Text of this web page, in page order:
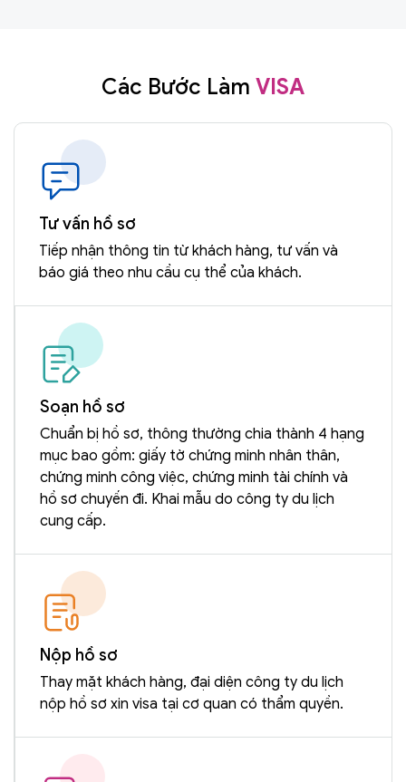
Các Bước Làm VISA
Tư vấn hồ sơ
Tiếp nhận thông tin từ khách hàng, tư vấn và
báo giá theo nhu cầu cụ thể của khách.
Soạn hồ sơ
Chuẩn bị hồ sơ, thông thường chia thành 4 hạng
mục bao gồm: giấy tờ chứng minh nhân thân,
chứng minh công việc, chứng minh tài chính và
hồ sơ chuyến đi. Khai mẫu do công ty du lịch
cung cấp.
Nộp hồ sơ
Thay mặt khách hàng, đại diện công ty du lịch
nộp hồ sơ xin visa tại cơ quan có thẩm quyền.